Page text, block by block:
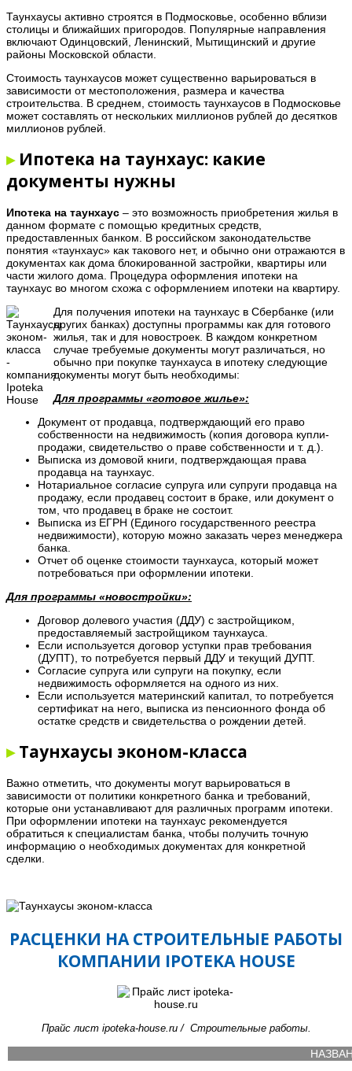
Таунхаусы активно строятся в Подмосковье, особенно вблизи
столицы и ближайших пригородов. Популярные направления
включают Одинцовский, Ленинский, Мытищинский и другие
районы Московской области.
Стоимость таунхаусов может существенно варьироваться в
зависимости от местоположения, размера и качества
строительства. В среднем, стоимость таунхаусов в Подмосковье
может составлять от нескольких миллионов рублей до десятков
миллионов рублей.
▸ Ипотека на таунхаус: какие
документы нужны
Ипотека на таунхаус – это возможность приобретения жилья в
данном формате с помощью кредитных средств,
предоставленных банком. В российском законодательстве
понятия «таунхаус» как такового нет, и обычно они отражаются в
документах как дома блокированной застройки, квартиры или
части жилого дома. Процедура оформления ипотеки на
таунхаус во многом схожа с оформлением ипотеки на квартиру.
Для получения ипотеки на таунхаус в Сбербанке (или
других банках) доступны программы как для готового
жилья, так и для новостроек. В каждом конкретном
случае требуемые документы могут различаться, но
обычно при покупке таунхауса в ипотеку следующие
документы могут быть необходимы:
Для программы «готовое жилье»:
Документ от продавца, подтверждающий его право
собственности на недвижимость (копия договора купли-
продажи, свидетельство о праве собственности и т. д.).
Выписка из домовой книги, подтверждающая права
продавца на таунхаус.
Нотариальное согласие супруга или супруги продавца на
продажу, если продавец состоит в браке, или документ о
том, что продавец в браке не состоит.
Выписка из ЕГРН (Единого государственного реестра
недвижимости), которую можно заказать через менеджера
банка.
Отчет об оценке стоимости таунхауса, который может
потребоваться при оформлении ипотеки.
Для программы «новостройки»:
Договор долевого участия (ДДУ) с застройщиком,
предоставляемый застройщиком таунхауса.
Если используется договор уступки прав требования
(ДУПТ), то потребуется первый ДДУ и текущий ДУПТ.
Согласие супруга или супруги на покупку, если
недвижимость оформляется на одного из них.
Если используется материнский капитал, то потребуется
сертификат на него, выписка из пенсионного фонда об
остатке средств и свидетельства о рождении детей.
▸Таунхаусы эконом-класса
Важно отметить, что документы могут варьироваться в
зависимости от политики конкретного банка и требований,
которые они устанавливают для различных программ ипотеки.
При оформлении ипотеки на таунхаус рекомендуется
обратиться к специалистам банка, чтобы получить точную
информацию о необходимых документах для конкретной
сделки.
РАСЦЕНКИ НА СТРОИТЕЛЬНЫЕ РАБОТЫ
КОМПАНИИ IPOTEKA HOUSE
Прайс лист ipoteka-house.ru / Строительные работы.